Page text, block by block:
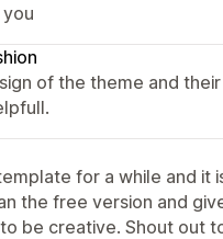
of the theme and
for a while and it
the free version and
be creative. Shout out